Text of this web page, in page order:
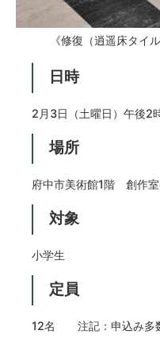
《修復（逍遥床タイ
日時
2月3日（土曜日）午後2
場所
府中市美術館1階 創作
対象
小学生
定員
12名 注記：申込み多